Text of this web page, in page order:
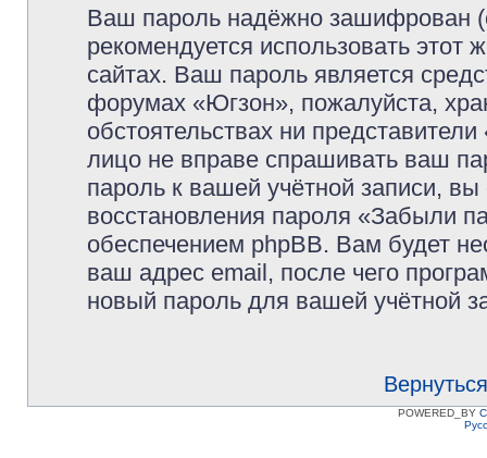
Ваш пароль надёжно зашифрован
рекомендуется использовать этот
сайтах. Ваш пароль является
форумах «Югзон», пожалуйста,
обстоятельствах ни
лицо не вправе спрашивать ваш
пароль к вашей учётной записи,
восстановления пароля «Забыли
обеспечением phpBB. Вам будет
ваш адрес email, после чего
новый пароль для вашей учётной
POWERED_BY